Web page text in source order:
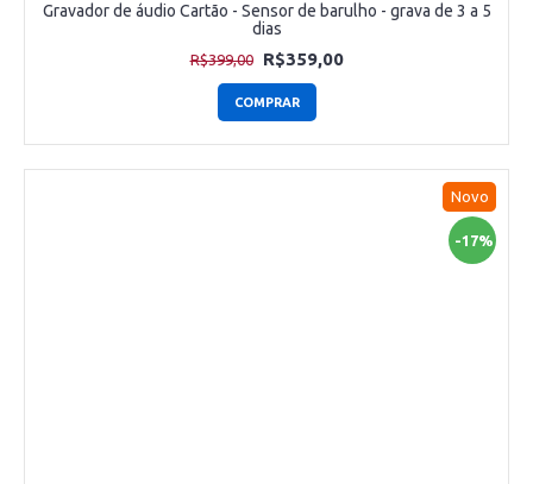
Gravador de áudio Cartão - Sensor de barulho - grava de 3 a 5
dias
R$399,00 R$359,00
COMPRAR
Novo
-17%